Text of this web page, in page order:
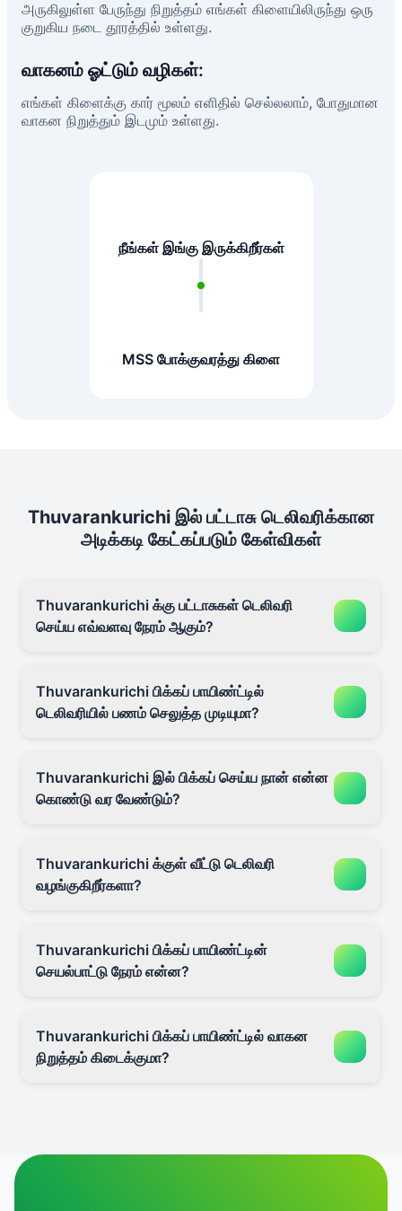
அருகிலுள்ள பேருந்து நிறுத்தம் எங்கள் கிளையிலிருந்து ஒரு
குறுகிய நடை தூரத்தில் உள்ளது.
வாகனம் ஓட்டும் வழிகள்:
எங்கள் கிளைக்கு கார் மூலம் எளிதில் செல்லலாம், போதுமான
வாகன நிறுத்தும் இடமும் உள்ளது.
நீங்கள் இங்கு இருக்கிறீர்கள்
MSS போக்குவரத்து கிளை
Thuvarankurichi இல் பட்டாசு டெலிவரிக்கான
அடிக்கடி கேட்கப்படும் கேள்விகள்
Thuvarankurichi க்கு பட்டாசுகள் டெலிவரி
செய்ய எவ்வளவு நேரம் ஆகும்?
Thuvarankurichi பிக்கப் பாயிண்ட்டில்
டெலிவரியில் பணம் செலுத்த முடியுமா?
Thuvarankurichi இல் பிக்கப் செய்ய நான் என்ன
கொண்டு வர வேண்டும்?
Thuvarankurichi க்குள் வீட்டு டெலிவரி
வழங்குகிறீர்களா?
Thuvarankurichi பிக்கப் பாயிண்ட்டின்
செயல்பாட்டு நேரம் என்ன?
Thuvarankurichi பிக்கப் பாயிண்ட்டில் வாகன
நிறுத்தம் கிடைக்குமா?